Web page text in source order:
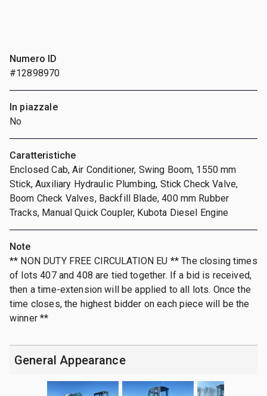
Numero ID
#12898970
In piazzale
No
Caratteristiche
Enclosed Cab, Air Conditioner, Swing Boom, 1550 mm
Stick, Auxiliary Hydraulic Plumbing, Stick Check Valve,
Boom Check Valves, Backfill Blade, 400 mm Rubber
Tracks, Manual Quick Coupler, Kubota Diesel Engine
Note
** NON DUTY FREE CIRCULATION EU ** The closing times
of lots 407 and 408 are tied together. If a bid is received,
then a time-extension will be applied to all lots. Once the
time closes, the highest bidder on each piece will be the
winner **
General Appearance